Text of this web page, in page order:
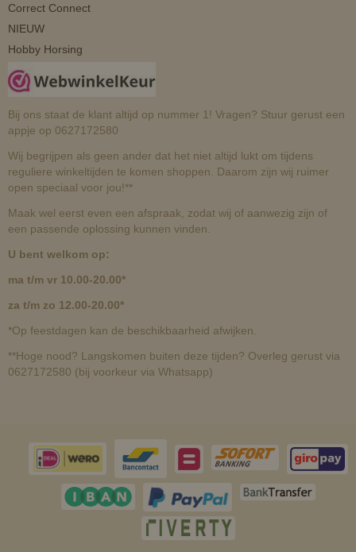
Correct Connect
NIEUW
Hobby Horsing
Bij ons staat de klant altijd op nummer 1! Vragen? Stuur gerust een
appje op 0627172580
Wij begrijpen als geen ander dat het niet altijd lukt om tijdens
reguliere winkeltijden te komen shoppen. Daarom zijn wij ruimer
open speciaal voor jou!**
Maak wel eerst even een afspraak, zodat wij of aanwezig zijn of
een passende oplossing kunnen vinden.
U bent welkom op:
ma t/m vr 10.00-20.00*
za t/m zo 12.00-20.00*
*Op feestdagen kan de beschikbaarheid afwijken.
**Hoge nood? Langskomen buiten deze tijden? Overleg gerust via
0627172580 (bij voorkeur via Whatsapp)